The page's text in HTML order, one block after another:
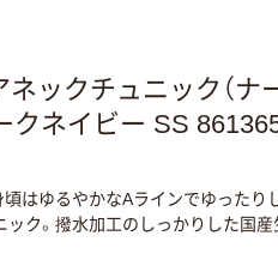
ネックチュニック（ナ
クネイビー SS
はゆるやかなAラインでゆったり
ク。撥水加工のしっかりした国産